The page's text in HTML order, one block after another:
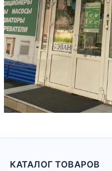
КАТАЛОГ ТОВАРОВ